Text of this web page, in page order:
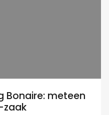
Bonaire: meteen
zaak